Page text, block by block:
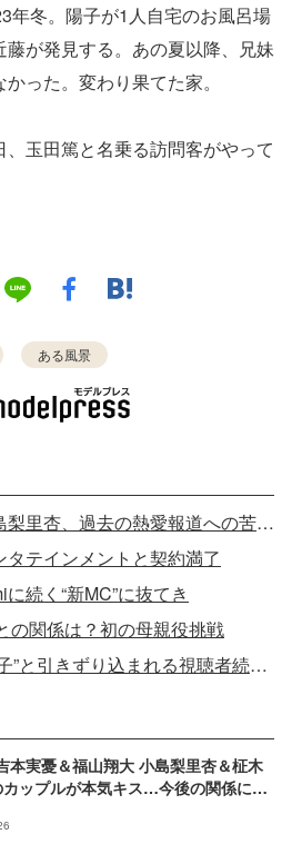
年冬。陽⼦が1⼈⾃宅のお⾵呂場
が発⾒する。あの夏以降、兄妹
った。変わり果てた家。
⽟⽥篤と名乗る訪問客がやって
ある風景
【写真】「ドラ恋」小島梨里杏、過去の熱愛報道への苦悩で涙
テインメントと契約満了
続く“新MC”に抜てき
の関係は？初の母親役挑戦
柾木玲弥、“最強の沼男子”と引きずり込まれる視聴者続出 小島梨里杏とのキスシーンで見せたギャップ
本実憂＆福山翔大 小島梨里杏＆柾木
ップルが本気キス…今後の関係に決